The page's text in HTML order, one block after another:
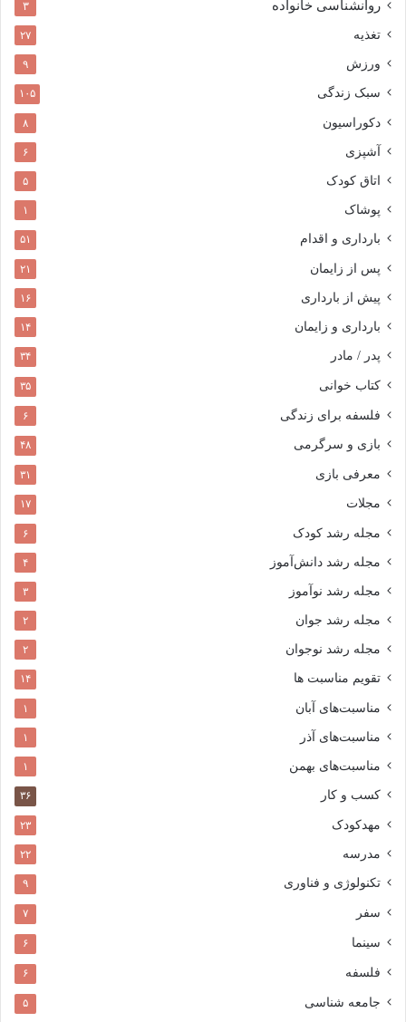
روانشناسی خانواده ۳
تغذیه ۲۷
ورزش ۹
سبک زندگی ۱۰۵
دکوراسیون ۸
آشپزی ۶
اتاق کودک ۵
پوشاک ۱
بارداری و اقدام ۵۱
پس از زایمان ۲۱
پیش از بارداری ۱۶
بارداری و زایمان ۱۴
پدر / مادر ۳۴
کتاب خوانی ۳۵
فلسفه برای زندگی ۶
بازی و سرگرمی ۴۸
معرفی بازی ۳۱
مجلات ۱۷
مجله رشد کودک ۶
مجله رشد دانش‌آموز ۴
مجله رشد نوآموز ۳
مجله رشد جوان ۲
مجله رشد نوجوان ۲
تقویم مناسبت ها ۱۴
مناسبت‌های آبان ۱
مناسبت‌های آذر ۱
مناسبت‌های بهمن ۱
کسب و کار ۳۶
مهدکودک ۲۳
مدرسه ۲۲
تکنولوژی و فناوری ۹
سفر ۷
سینما ۶
فلسفه ۶
جامعه شناسی ۵